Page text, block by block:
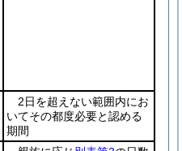
2日を超えない範囲内にお
いてその都度必要と認める
期間